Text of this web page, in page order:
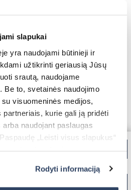
slapukai
yra naudojami būtinieji ir
užtikrinti geriausią Jūsų
srautą, naudojame
Be to, svetainės naudojimo
visuomeninės medijos,
kurie gali ją pridėti
naudojant paslaugas
„Leisti visus slapukus“
informaciją“ šioje juostoje.
UAB „Dextera“ Slapukų
Rodyti informaciją